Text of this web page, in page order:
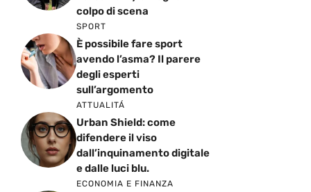
colpo di scena
SPORT
È possibile fare sport
avendo l’asma? Il parere
degli esperti
sull’argomento
ATTUALITÁ
Urban Shield: come
difendere il viso
dall’inquinamento digitale
e dalle luci blu.
ECONOMIA E FINANZA